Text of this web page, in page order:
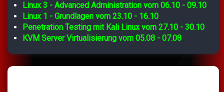
Linux 3 - Advanced Administration vom 06.10 - 09.10
Linux 1 - Grundlagen vom 23.10 - 16.10
Penetration Testing mit Kali Linux vom 27.10 - 30.10
KVM Server Virtualisierung vom 05.08 - 07.08